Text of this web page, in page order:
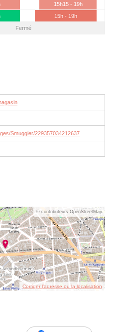
15h15 - 19h
15h - 19h
Fermé
Smuggler/229357034212637
© contributeurs OpenStreetMap
Corriger l’adresse ou la localisation